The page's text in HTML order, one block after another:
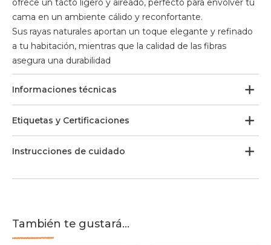
ofrece un tacto ligero y aireado, perfecto para envolver tu
cama en un ambiente cálido y reconfortante.
Sus rayas naturales aportan un toque elegante y refinado
a tu habitación, mientras que la calidad de las fibras
asegura una durabilidad
Informaciones técnicas
Etiquetas y Certificaciones
Instrucciones de cuidado
También te gustará...